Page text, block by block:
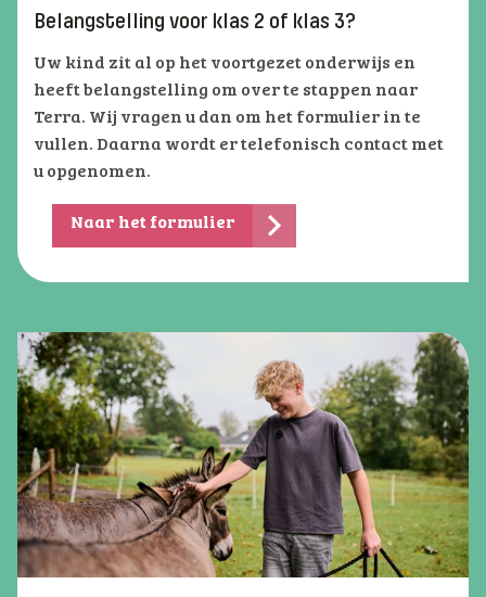
Belangstelling voor klas 2 of klas 3?
Uw kind zit al op het voortgezet onderwijs en
heeft belangstelling om over te stappen naar
Terra. Wij vragen u dan om het formulier in te
vullen. Daarna wordt er telefonisch contact met
u opgenomen.
Naar het formulier